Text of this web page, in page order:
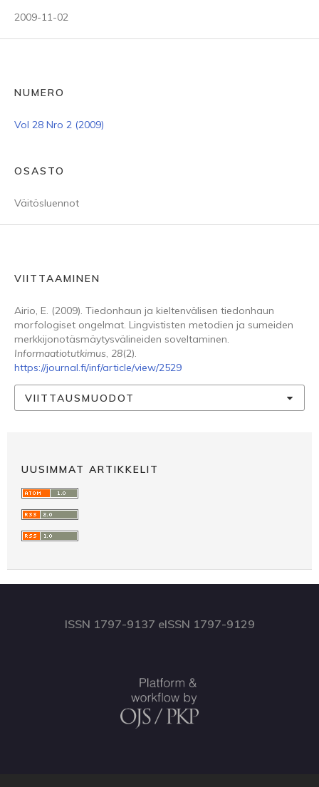
2009-11-02
NUMERO
Vol 28 Nro 2 (2009)
OSASTO
Väitösluennot
VIITTAAMINEN
Airio, E. (2009). Tiedonhaun ja kieltenvälisen tiedonhaun
morfologiset ongelmat. Lingvististen metodien ja sumeiden
merkkijonotäsmäytysvälineiden soveltaminen.
Informaatiotutkimus, 28(2).
https://journal.fi/inf/article/view/2529
VIITTAUSMUODOT
UUSIMMAT ARTIKKELIT
ISSN 1797-9137 eISSN 1797-9129